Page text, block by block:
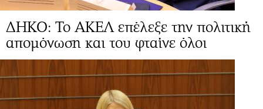
ΔΗΚΟ: Το ΑΚΕΛ επέλεξε την πολιτική
απομόνωση και του φταίνε όλοι